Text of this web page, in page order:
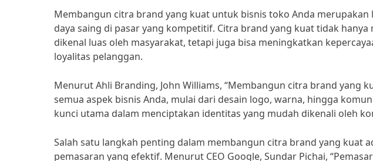
Membangun citra brand yang kuat untuk bisnis toko Anda
daya saing di pasar yang kompetitif. Citra brand yang kuat tidak
dikenal luas oleh masyarakat, tetapi juga bisa meningkatkan
loyalitas pelanggan.
Menurut Ahli Branding, John Williams, “Membangun citra brand yang
semua aspek bisnis Anda, mulai dari desain logo, warna, hingga
kunci utama dalam menciptakan identitas yang mudah dikenali oleh
Salah satu langkah penting dalam membangun citra brand yang kuat
pemasaran yang efektif. Menurut CEO Google, Sundar Pichai,